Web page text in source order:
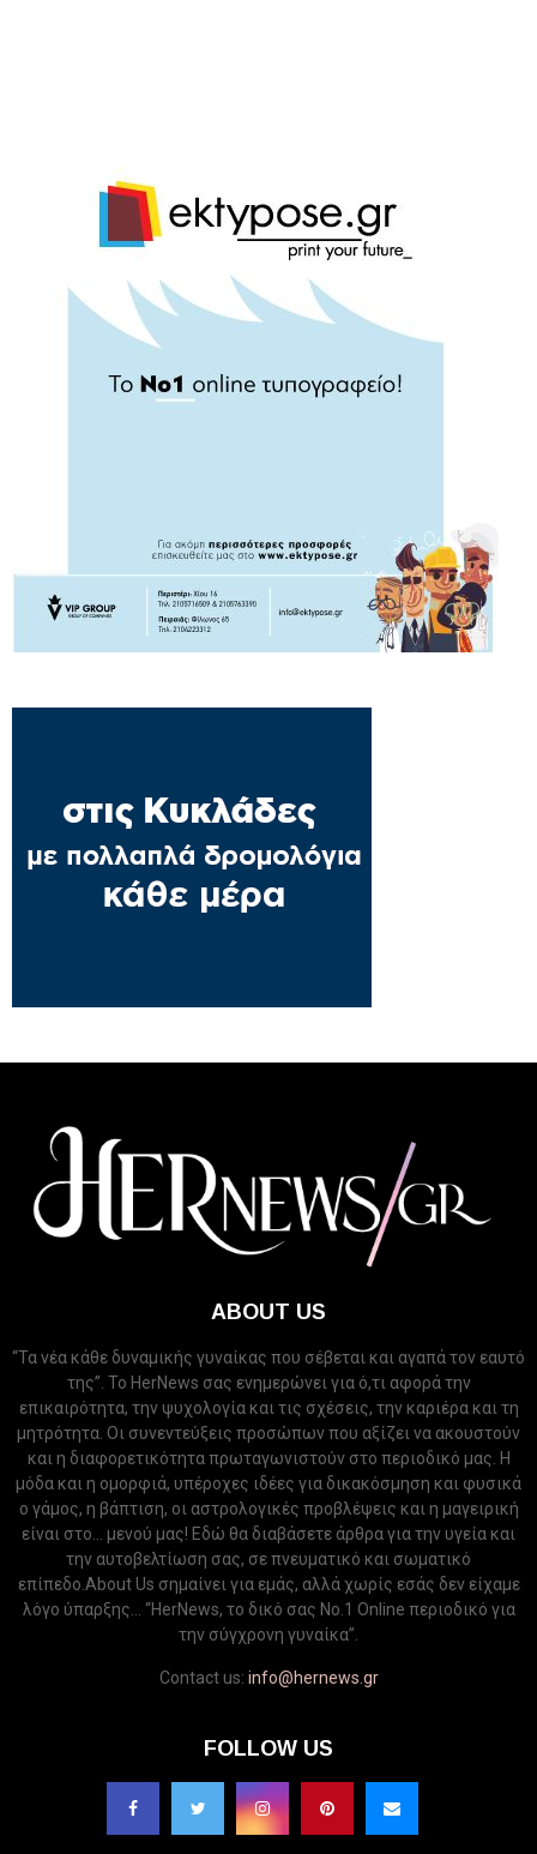
ABOUT US
“Τα νέα κάθε δυναμικής γυναίκας που σέβεται και αγαπά τον εαυτό
της”. Το HerNews σας ενημερώνει για ό,τι αφορά την
επικαιρότητα, την ψυχολογία και τις σχέσεις, την καριέρα και τη
μητρότητα. Οι συνεντεύξεις προσώπων που αξίζει να ακουστούν
και η διαφορετικότητα πρωταγωνιστούν στο περιοδικό μας. Η
μόδα και η ομορφιά, υπέροχες ιδέες για δικακόσμηση και φυσικά
ο γάμος, η βάπτιση, οι αστρολογικές προβλέψεις και η μαγειρική
είναι στο... μενού μας! Εδώ θα διαβάσετε άρθρα για την υγεία και
την αυτοβελτίωση σας, σε πνευματικό και σωματικό
επίπεδο.About Us σημαίνει για εμάς, αλλά χωρίς εσάς δεν είχαμε
λόγο ύπαρξης... “HerNews, το δικό σας Νo.1 Online περιοδικό για
την σύγχρονη γυναίκα”.
Contact us: info@hernews.gr
FOLLOW US